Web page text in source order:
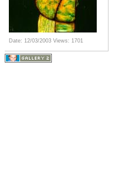
Date: 12/03/2003 Views: 1701